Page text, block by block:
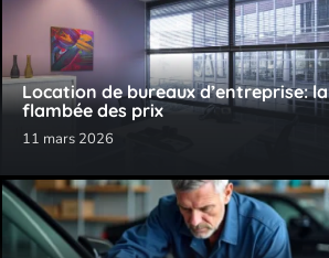
Location de bureaux d’entreprise: la
flambée des prix
11 mars 2026